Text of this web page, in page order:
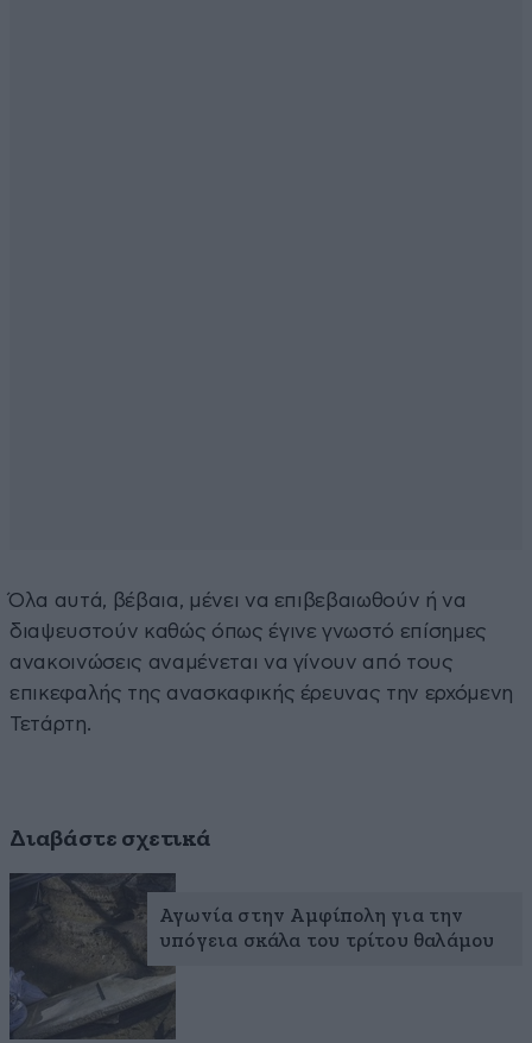
Όλα αυτά, βέβαια, μένει να επιβεβαιωθούν ή να
διαψευστούν καθώς όπως έγινε γνωστό επίσημες
ανακοινώσεις αναμένεται να γίνουν από τους
επικεφαλής της ανασκαφικής έρευνας την ερχόμενη
Τετάρτη.
Διαβάστε σχετικά
Αγωνία στην Αμφίπολη για την
υπόγεια σκάλα του τρίτου θαλάμου